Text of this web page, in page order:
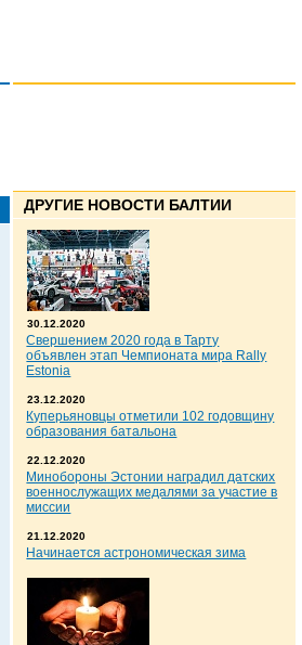
ДРУГИЕ НОВОСТИ БАЛТИИ
30.12.2020
Свершением 2020 года в Тарту
объявлен этап Чемпионата мира Rally
Estonia
23.12.2020
Куперьяновцы отметили 102 годовщину
образования батальона
22.12.2020
Минобороны Эстонии наградил датских
военнослужащих медалями за участие в
миссии
21.12.2020
Начинается астрономическая зима